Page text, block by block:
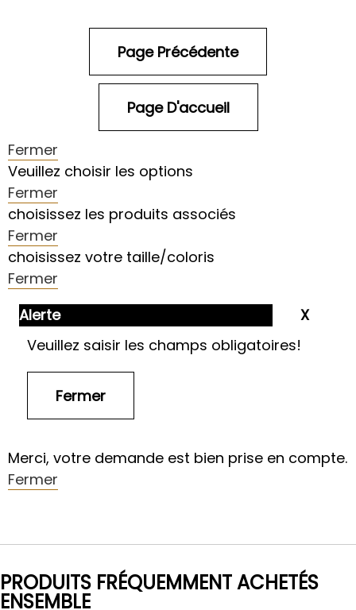
Fermer
Veuillez choisir les options
Fermer
choisissez les produits associés
Fermer
choisissez votre taille/coloris
Fermer
Alerte
Veuillez saisir les champs obligatoires!
Merci, votre demande est bien prise en compte.
Fermer
PRODUITS FRÉQUEMMENT ACHETÉS
ENSEMBLE